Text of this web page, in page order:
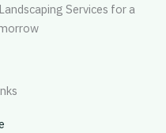
Services for a